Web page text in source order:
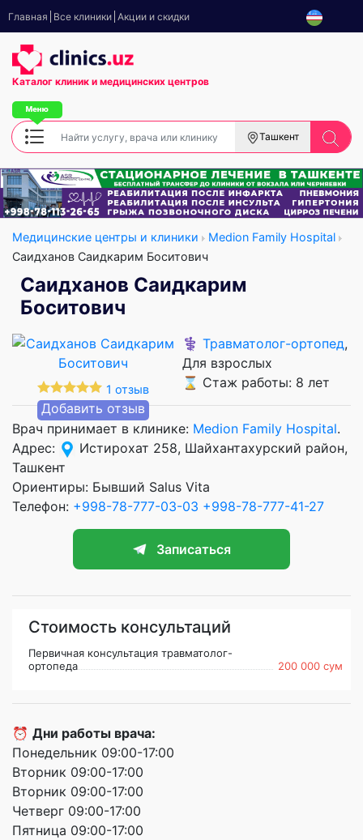
Главная Все клиники Акции и скидки
Каталог клиник и медицинских центров
Ташкент
Медицинские центры и клиники
Medion Family Hospital
Саидханов Саидкарим Боситович
Саидханов Саидкарим
Боситович
1 отзыв
Добавить отзыв
⚕️ Травматолог-ортопед,
Для взрослых
⌛ Стаж работы: 8 лет
Врач принимает в клинике: Medion Family Hospital.
Адрес:
Истирохат 258, Шайхантахурский район,
Ташкент
Ориентиры: Бывший Salus Vita
Телефон: +998-78-777-03-03 +998-78-777-41-27
Записаться
Стоимость консультаций
Первичная консультация травматолог-
ортопеда
200 000 сум
⏰ Дни работы врача:
Понедельник 09:00-17:00
Вторник 09:00-17:00
Вторник 09:00-17:00
Четверг 09:00-17:00
Пятница 09:00-17:00